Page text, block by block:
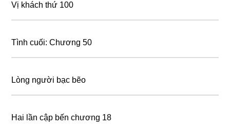
Vị khách thứ 100
Tình cuối: Chương 50
Lòng người bạc bẽo
Hai lần cập bến chương 18